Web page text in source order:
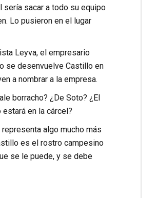
sería sacar a todo su equipo
Lo pusieron en el lugar
Leyva, el empresario
se desenvuelve Castillo en
a nombrar a la empresa.
borracho? ¿De Soto? ¿El
en la cárcel?
algo mucho más
es el rostro campesino
se le puede, y se debe